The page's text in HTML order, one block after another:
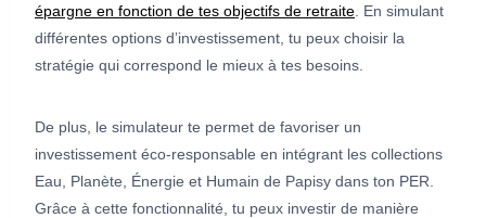
épargne en fonction de tes objectifs de retraite . En simulant
différentes options d’investissement, tu peux choisir la
stratégie qui correspond le mieux à tes besoins.
De plus, le simulateur te permet de favoriser un
investissement éco-responsable en intégrant les collections
Eau, Planète, Énergie et Humain de Papisy dans ton PER.
Grâce à cette fonctionnalité, tu peux investir de manière